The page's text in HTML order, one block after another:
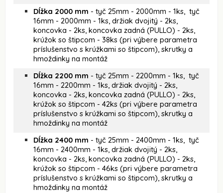
Dĺžka 2000 mm - tyč 25mm - 2000mm - 1ks, tyč
16mm - 2000mm - 1ks, držiak dvojitý - 2ks,
koncovka - 2ks, koncovka zadná (PULLO) - 2ks,
krúžok so štipcom - 38ks (pri výbere parametra
príslušenstvo s krúžkami so štipcom), skrutky a
hmoždinky na montáž
Dĺžka 2200 mm - tyč 25mm - 2200mm - 1ks, tyč
16mm - 2200mm - 1ks, držiak dvojitý - 2ks,
koncovka - 2ks, koncovka zadná (PULLO) - 2ks,
krúžok so štipcom - 42ks (pri výbere parametra
príslušenstvo s krúžkami so štipcom), skrutky a
hmoždinky na montáž
Dĺžka 2400 mm - tyč 25mm - 2400mm - 1ks, tyč
16mm - 2400mm - 1ks, držiak dvojitý - 2ks,
koncovka - 2ks, koncovka zadná (PULLO) - 2ks,
krúžok so štipcom - 46ks (pri výbere parametra
príslušenstvo s krúžkami so štipcom), skrutky a
hmoždinky na montáž